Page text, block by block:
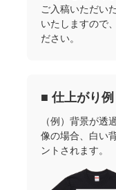
ご入稿いただい
いたしますので
ださい。
■ 仕上がり例
（例）背景が透
像の場合、白い
ントされます。